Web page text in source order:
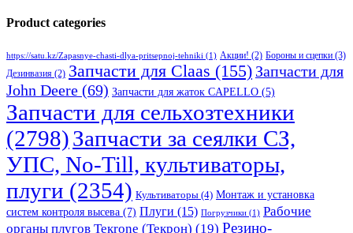
Product categories
https://satu.kz/Zapasnye-chasti-dlya-pritsepnoj-tehniki (1) Акции! (2) Бороны и сцепки (3)
Дезинвазия (2) Запчасти для Claas (155) Запчасти для
John Deere (69) Запчасти для жаток CAPELLO (5)
Запчасти для сельхозтехники
(2798)Запчасти за сеялки СЗ,
УПС, No-Till, культиваторы,
плуги (2354) Культиваторы (4) Монтаж и установка
систем контроля высева (7) Плуги (15) Погрузчики (1) Рабочие
органы плугов Текrоne (Текрон) (19) Резино-